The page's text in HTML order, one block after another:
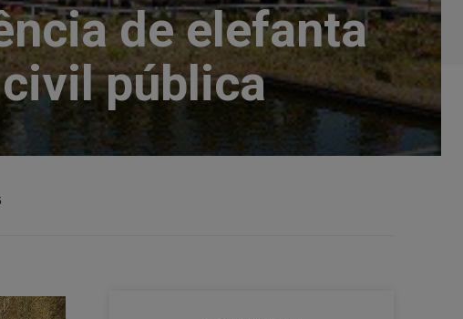
de elefanta
pública